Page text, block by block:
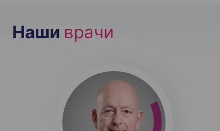
Наши врачи